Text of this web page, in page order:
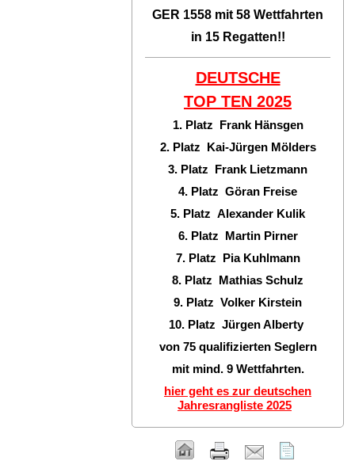
GER 1558 mit 58 Wettfahrten
in 15 Regatten!!
DEUTSCHE
TOP TEN 2025
1. Platz Frank Hänsgen
2. Platz Kai-Jürgen Mölders
3. Platz Frank Lietzmann
4. Platz Göran Freise
5. Platz Alexander Kulik
6. Platz Martin Pirner
7. Platz Pia Kuhlmann
8. Platz Mathias Schulz
9. Platz Volker Kirstein
10. Platz Jürgen Alberty
von 75 qualifizierten Seglern
mit mind. 9 Wettfahrten.
hier geht es zur deutschen
Jahresrangliste 2025